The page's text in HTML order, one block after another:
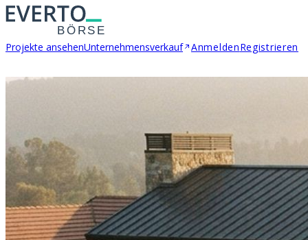
Projekte ansehenUnternehmensverkauf AnmeldenRegistrieren